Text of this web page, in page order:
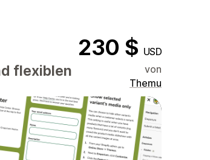
230 $ USD
flexiblen
von
Themu